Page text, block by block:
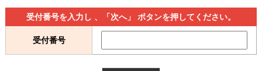
待ち状況確認
メール通知登録
受付番号を入力し 、「次へ」 ボタンを押してください。
受付番号